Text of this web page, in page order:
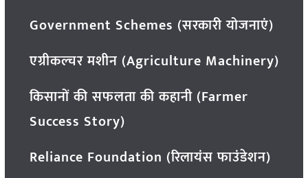
Government Schemes (सरकारी योजनाएं)
एग्रीकल्चर मशीन (Agriculture Machinery)
किसानों की सफलता की कहानी (Farmer
Success Story)
Reliance Foundation (रिलायंस फाउंडेशन)